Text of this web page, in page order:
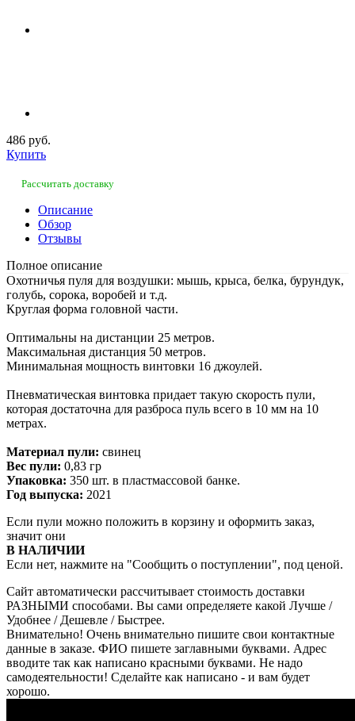
486 руб.
Купить
Рассчитать доставку
Описание
Обзор
Отзывы
Полное описание
Охотничья пуля для воздушки: мышь, крыса, белка, бурундук,
голубь, сорока, воробей и т.д.
Круглая форма головной части.
Оптимальны на дистанции 25 метров.
Максимальная дистанция 50 метров.
Минимальная мощность винтовки 16 джоулей.
Пневматическая винтовка придает такую скорость пули,
которая достаточна для разброса пуль всего в 10 мм на 10
метрах.
Материал пули: свинец
Вес пули: 0,83 гр
Упаковка: 350 шт. в пластмассовой банке.
Год выпуска: 2021
Если пули можно положить в корзину и оформить заказ,
значит они
В НАЛИЧИИ
Если нет, нажмите на "Сообщить о поступлении", под ценой.
Сайт автоматически рассчитывает стоимость доставки
РАЗНЫМИ способами. Вы сами определяете какой Лучше /
Удобнее / Дешевле / Быстрее.
Внимательно! Очень внимательно пишите свои контактные
данные в заказе. ФИО пишете заглавными буквами. Адрес
вводите так как написано красными буквами. Не надо
самодеятельности! Сделайте как написано - и вам будет
хорошо.